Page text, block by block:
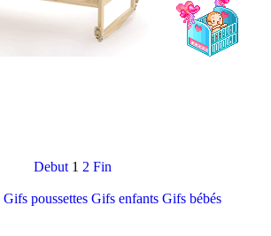
Debut 1 2 Fin
Gifs poussettes Gifs enfants Gifs bébés